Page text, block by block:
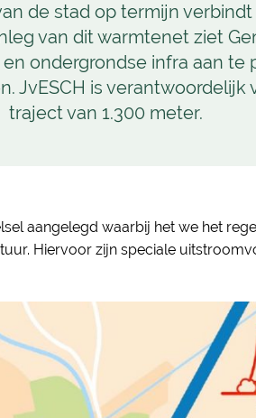
de stad op termijn
van dit warmtenet ziet
ondergrondse infra aan te
JvESCH is verantwoordelijk
traject van 1.300 meter.
aangelegd waarbij het we het
Hiervoor zijn speciale